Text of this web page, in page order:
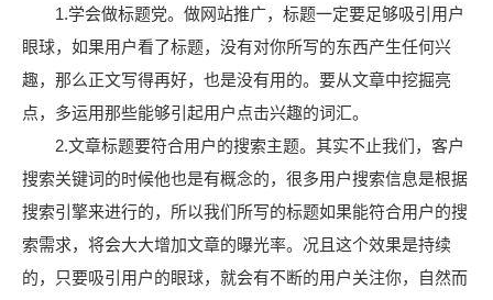
1.学会做标题党。做网站推广，标题一定要足够吸引用户
眼球，如果用户看了标题，没有对你所写的东西产生任何兴
趣，那么正文写得再好，也是没有用的。要从文章中挖掘亮
点，多运用那些能够引起用户点击兴趣的词汇。
2.文章标题要符合用户的搜索主题。其实不止我们，客户
搜索关键词的时候他也是有概念的，很多用户搜索信息是根据
搜索引擎来进行的，所以我们所写的标题如果能符合用户的搜
索需求，将会大大增加文章的曝光率。况且这个效果是持续
的，只要吸引用户的眼球，就会有不断的用户关注你，自然而